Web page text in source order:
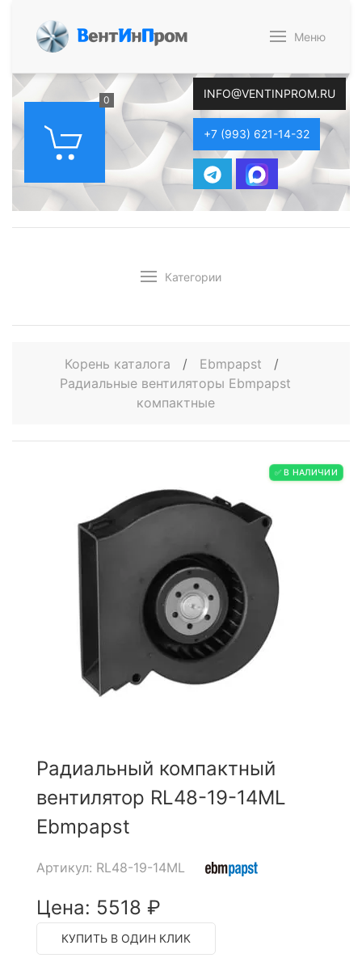
ВентИнПром Меню
0 INFO@VENTINPROM.RU
+7 (993) 621-14-32
Категории
Корень каталога / Ebmpapst
/
Радиальные вентиляторы Ebmpapst
компактные
✅ В НАЛИЧИИ
Радиальный компактный
вентилятор RL48-19-14ML
Ebmpapst
Артикул: RL48-19-14ML
Цена: 5518 ₽
КУПИТЬ В ОДИН КЛИК